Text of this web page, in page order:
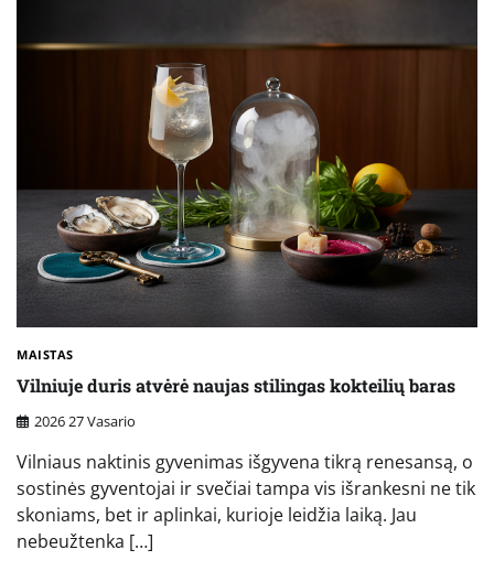
MAISTAS
Vilniuje duris atvėrė naujas stilingas kokteilių baras
2026 27 Vasario
Vilniaus naktinis gyvenimas išgyvena tikrą renesansą, o
sostinės gyventojai ir svečiai tampa vis išrankesni ne tik
skoniams, bet ir aplinkai, kurioje leidžia laiką. Jau
nebeužtenka […]